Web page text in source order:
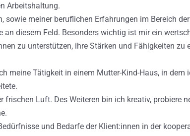
Arbeitshaltung.
meiner beruflichen Erfahrungen im Bereich der
diesem Feld. Besonders wichtig ist mir ein
zu unterstützen, ihre Stärken und Fähigkeiten zu
meine Tätigkeit in einem Mutter-Kind-Haus, in dem
frischen Luft. Des Weiteren bin ich kreativ, probiere
und Bedarfe der Klient:innen in der